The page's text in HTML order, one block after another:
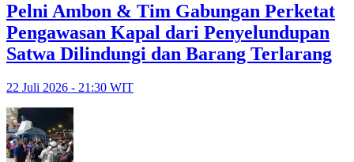
Pelni Ambon & Tim Gabungan Perketat
Pengawasan Kapal dari Penyelundupan
Satwa Dilindungi dan Barang Terlarang
22 Juli 2026 - 21:30 WIT